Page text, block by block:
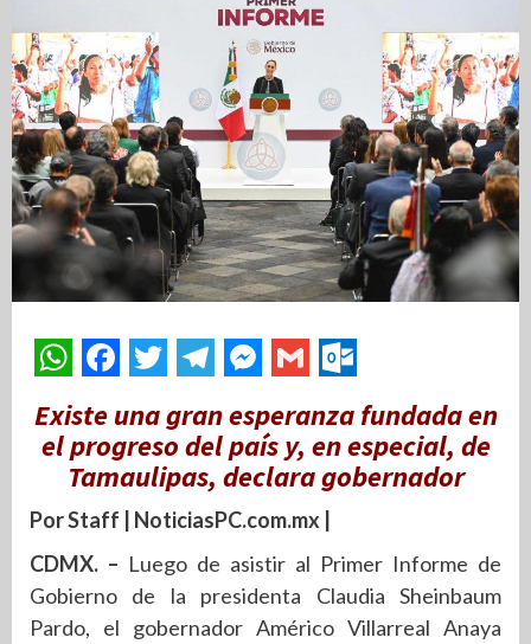
Existe una gran esperanza fundada en
el progreso del país y, en especial, de
Tamaulipas, declara gobernador
Por Staff | NoticiasPC.com.mx |
CDMX. – Luego de asistir al Primer Informe de
Gobierno de la presidenta Claudia Sheinbaum
Pardo, el gobernador Américo Villarreal Anaya